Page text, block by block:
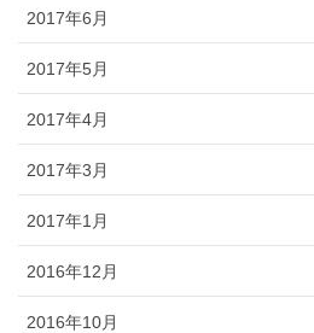
2017年6月
2017年5月
2017年4月
2017年3月
2017年1月
2016年12月
2016年10月